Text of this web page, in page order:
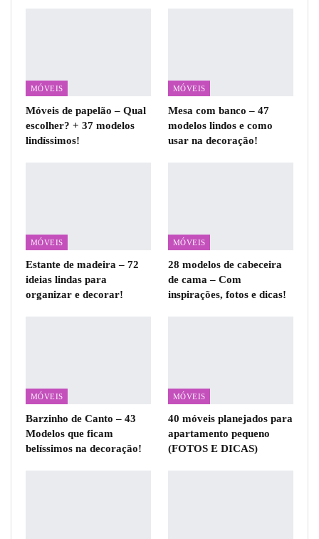
MÓVEIS
Móveis de papelão – Qual
escolher? + 37 modelos
lindíssimos!
MÓVEIS
Mesa com banco – 47
modelos lindos e como
usar na decoração!
MÓVEIS
Estante de madeira – 72
ideias lindas para
organizar e decorar!
MÓVEIS
28 modelos de cabeceira
de cama – Com
inspirações, fotos e dicas!
MÓVEIS
Barzinho de Canto – 43
Modelos que ficam
belíssimos na decoração!
MÓVEIS
40 móveis planejados para
apartamento pequeno
(FOTOS E DICAS)